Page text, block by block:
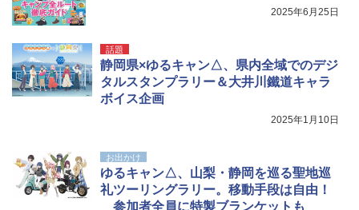
2025年6月25日
話題
静岡県×ゆるキャン△、県内全域でのデジ
タルスタンプラリー＆大井川鐵道キャラ
ボイス企画
2025年1月10日
お出かけ
ゆるキャン△、山梨・静岡を巡る聖地巡
礼ツーリングラリー。移動手段は自由！
参加者全員に特製ブランケットも